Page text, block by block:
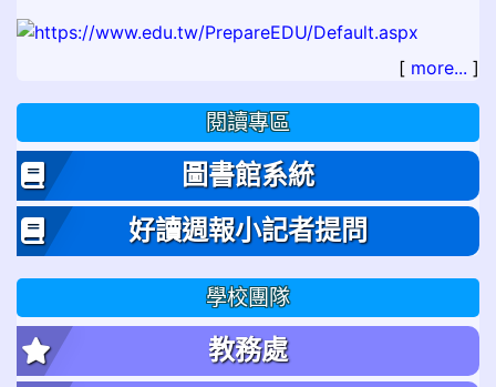
[ more... ]
閱讀專區
圖書館系統
好讀週報小記者提問
學校團隊
教務處